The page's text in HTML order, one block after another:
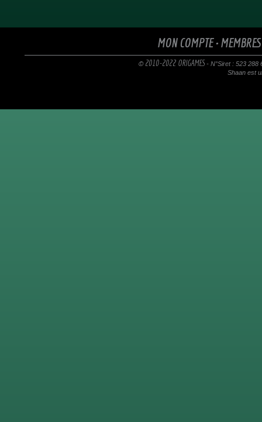
MON COMPTE• MEMBRES
© 2010-2022 ORIGAMES - N°Siret : 523 288
Shaan est